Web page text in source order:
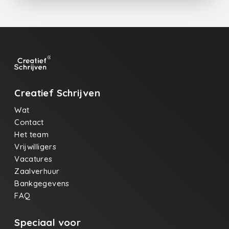
Creatief Schrijven
Wat
Contact
Het team
Vrijwilligers
Vacatures
Zaalverhuur
Bankgegevens
FAQ
Speciaal voor